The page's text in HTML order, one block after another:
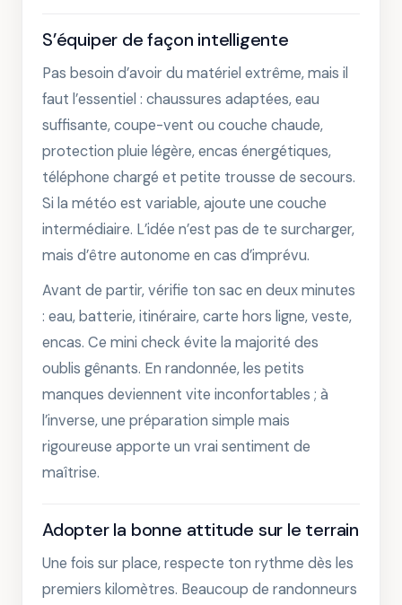
S’équiper de façon intelligente
Pas besoin d’avoir du matériel extrême, mais il
faut l’essentiel : chaussures adaptées, eau
suffisante, coupe-vent ou couche chaude,
protection pluie légère, encas énergétiques,
téléphone chargé et petite trousse de secours.
Si la météo est variable, ajoute une couche
intermédiaire. L’idée n’est pas de te surcharger,
mais d’être autonome en cas d’imprévu.
Avant de partir, vérifie ton sac en deux minutes
: eau, batterie, itinéraire, carte hors ligne, veste,
encas. Ce mini check évite la majorité des
oublis gênants. En randonnée, les petits
manques deviennent vite inconfortables ; à
l’inverse, une préparation simple mais
rigoureuse apporte un vrai sentiment de
maîtrise.
Adopter la bonne attitude sur le terrain
Une fois sur place, respecte ton rythme dès les
premiers kilomètres. Beaucoup de randonneurs